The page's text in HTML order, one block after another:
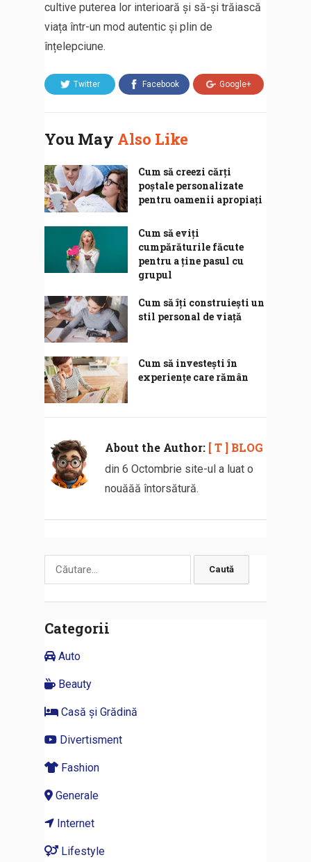
cultive puterea lor interioară și să-și trăiască
viața într-un mod autentic și plin de
înțelepciune.
Twitter Facebook Google+
You May Also Like
Cum să creezi cărți
poștale personalizate
pentru oamenii apropiați
Cum să eviți
cumpărăturile făcute
pentru a ține pasul cu
grupul
Cum să îți construiești un
stil personal de viață
Cum să investești în
experiențe care rămân
About the Author: [ T ] BLOG
din 6 Octombrie site-ul a luat o
nouăăă întorsătură.
Caută
după:
Categorii
Auto
Beauty
Casă și Grădină
Divertisment
Fashion
Generale
Internet
Lifestyle